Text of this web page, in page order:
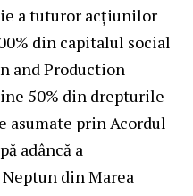
a tuturor acțiunilor
din capitalul social
and Production
50% din drepturile
prin Acordul
adâncă a
din Marea